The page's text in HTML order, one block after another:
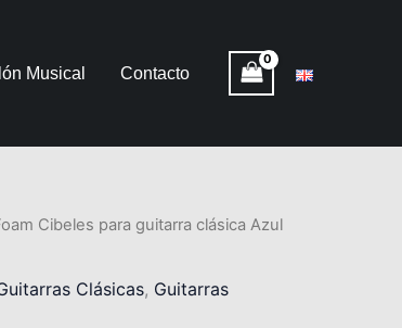
Musical Contacto
Cibeles para guitarra clásica Azul
Clásicas, Guitarras